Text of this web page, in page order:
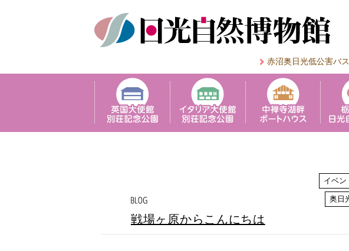
赤沼奥日光低公害バ
戦場ヶ原からこんにちは
イベン
奥日